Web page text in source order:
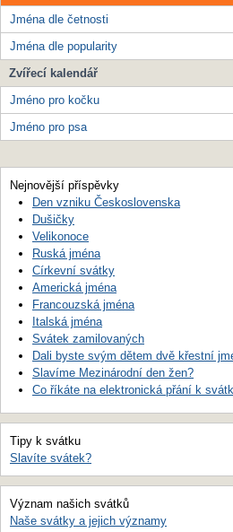
Jména dle četnosti
Jména dle popularity
Zvířecí kalendář
Jméno pro kočku
Jméno pro psa
Nejnovější příspěvky
Den vzniku Československa
Dušičky
Velikonoce
Ruská jména
Církevní svátky
Americká jména
Francouzská jména
Italská jména
Svátek zamilovaných
Dali byste svým dětem dvě křestní
Slavíme Mezinárodní den žen?
Co říkáte na elektronická přání k
Tipy k svátku
Slavíte svátek?
Význam našich svátků
Naše svátky a jejich významy